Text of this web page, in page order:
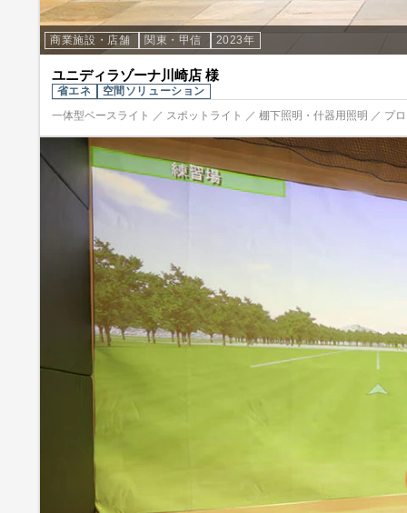
商業施設・店舗 関東・甲信 2023年
ユニディラゾーナ川崎店 様
省エネ
空間ソリューション
一体型ベースライト ／ スポットライト ／ 棚下照明・什器用照明 ／ プ